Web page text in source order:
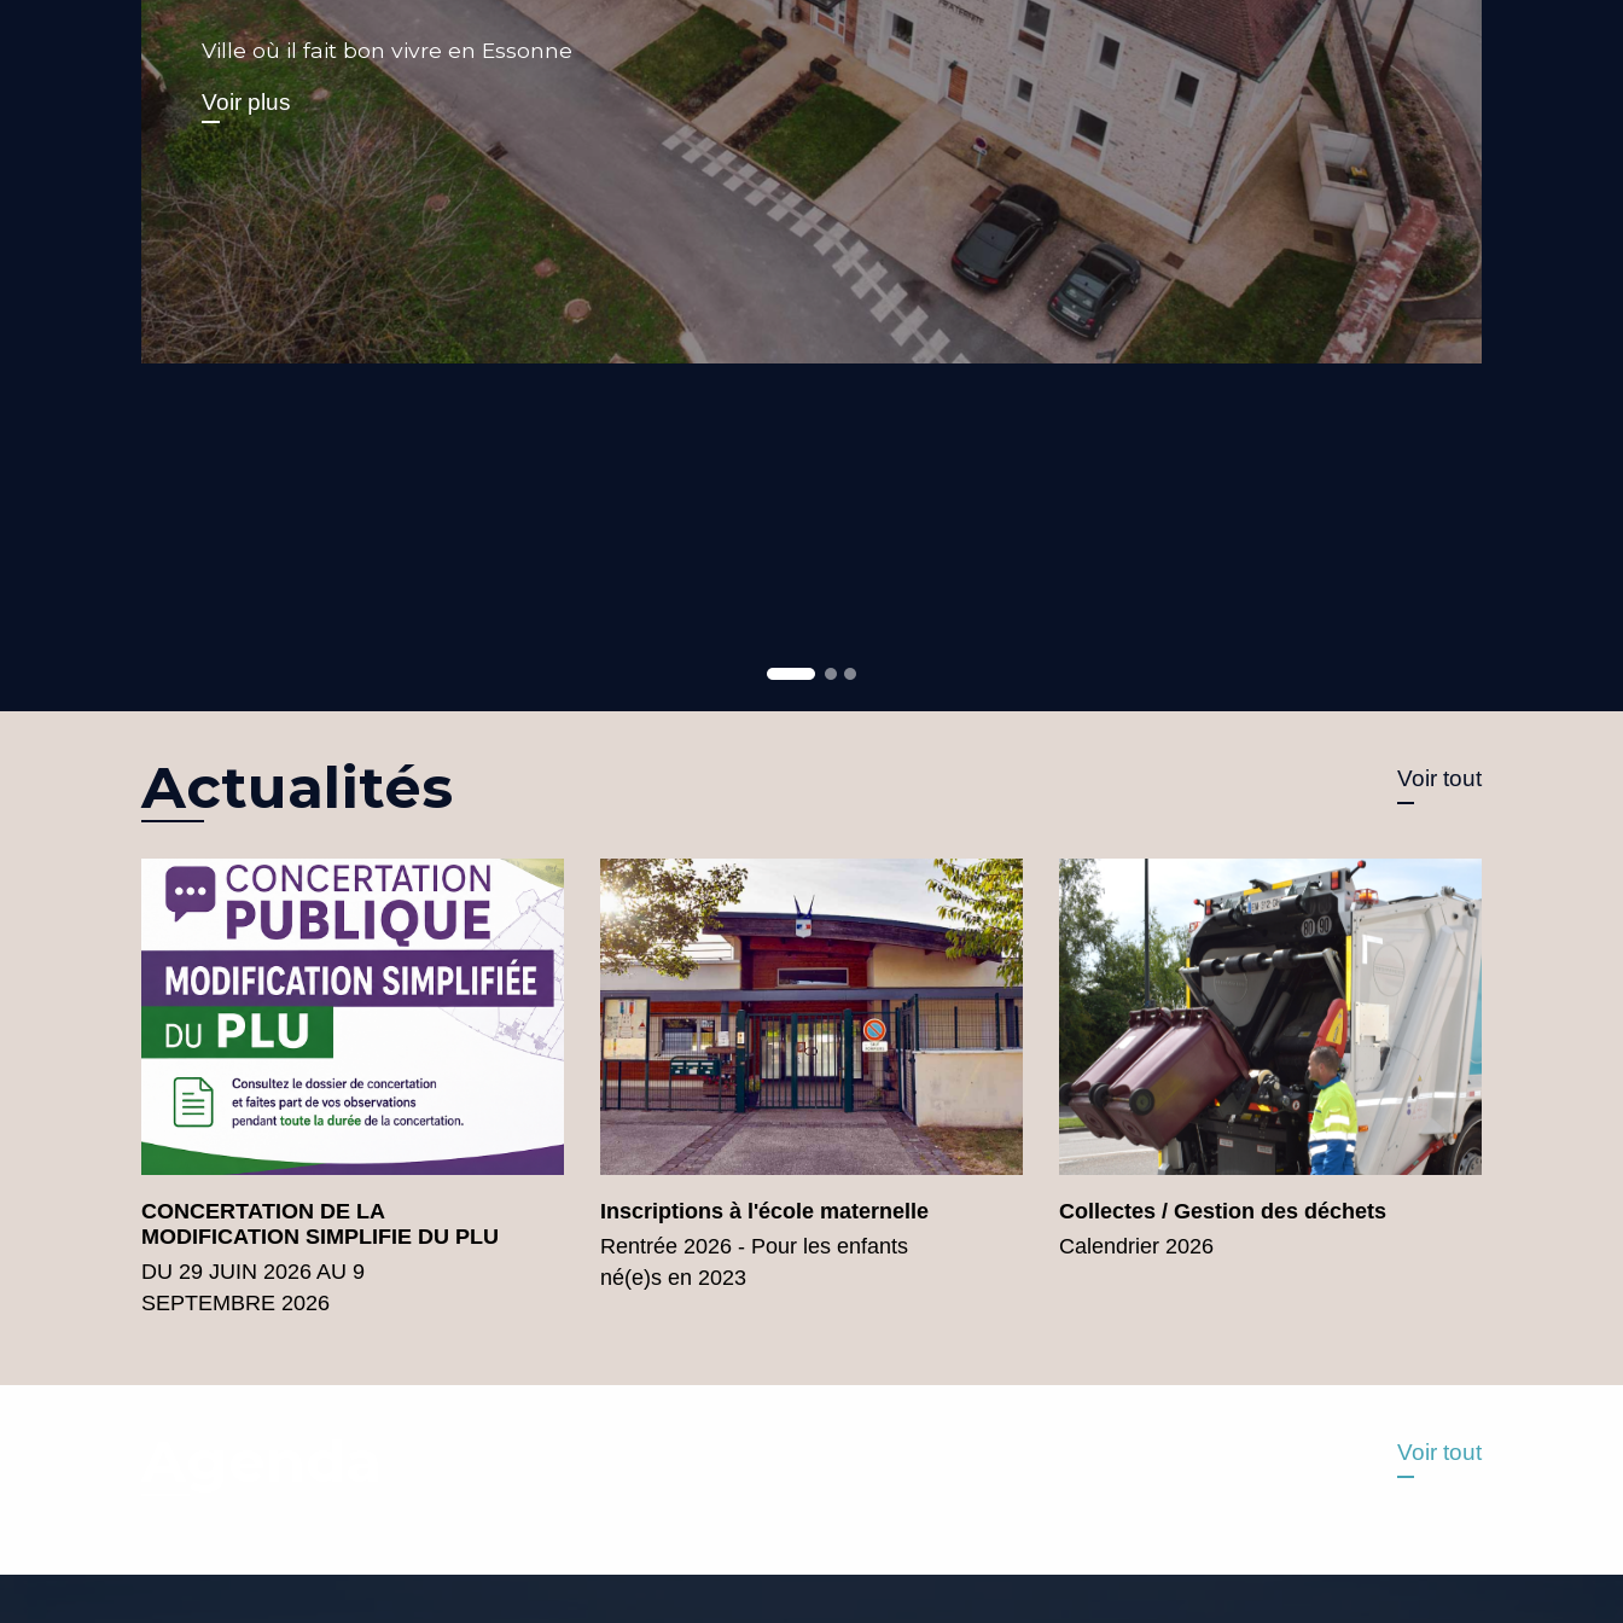
Ville où il fait bon vivre en Essonne
Voir plus
Actualités Voir tout
CONCERTATION DE LA
MODIFICATION SIMPLIFIE DU PLU
DU 29 JUIN 2026 AU 9
SEPTEMBRE 2026
Inscriptions à l'école maternelle
Rentrée 2026 - Pour les enfants
né(e)s en 2023
Collectes / Gestion des déchets
Calendrier 2026
Voir tout